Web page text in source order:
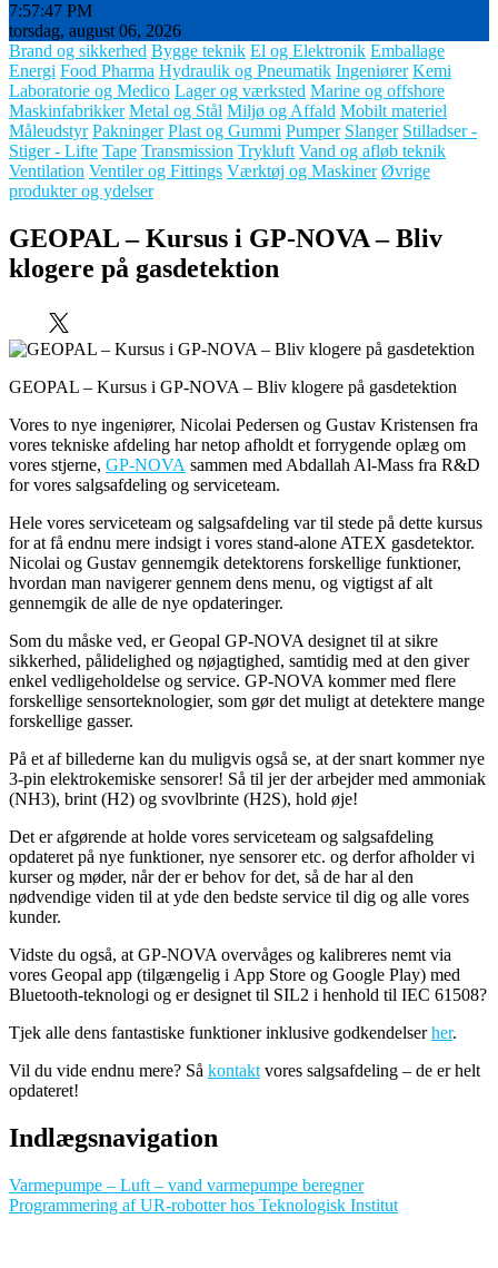
7:57:48 PM
torsdag, august 06, 2026
Brand og sikkerhed Bygge teknik El og Elektronik Emballage
Energi Food Pharma Hydraulik og Pneumatik Ingeniører Kemi
Laboratorie og Medico Lager og værksted Marine og offshore
Maskinfabrikker Metal og Stål Miljø og Affald Mobilt materiel
Måleudstyr Pakninger Plast og Gummi Pumper Slanger Stilladser -
Stiger - Lifte Tape Transmission Trykluft Vand og afløb teknik
Ventilation Ventiler og Fittings Værktøj og Maskiner Øvrige
produkter og ydelser
GEOPAL – Kursus i GP-NOVA – Bliv
klogere på gasdetektion
GEOPAL – Kursus i GP-NOVA – Bliv klogere på gasdetektion
Vores to nye ingeniører, Nicolai Pedersen og Gustav Kristensen fra
vores tekniske afdeling har netop afholdt et forrygende oplæg om
vores stjerne, GP-NOVA sammen med Abdallah Al-Mass fra R&D
for vores salgsafdeling og serviceteam.
Hele vores serviceteam og salgsafdeling var til stede på dette kursus
for at få endnu mere indsigt i vores stand-alone ATEX gasdetektor.
Nicolai og Gustav gennemgik detektorens forskellige funktioner,
hvordan man navigerer gennem dens menu, og vigtigst af alt
gennemgik de alle de nye opdateringer.
Som du måske ved, er Geopal GP-NOVA designet til at sikre
sikkerhed, pålidelighed og nøjagtighed, samtidig med at den giver
enkel vedligeholdelse og service. GP-NOVA kommer med flere
forskellige sensorteknologier, som gør det muligt at detektere mange
forskellige gasser.
På et af billederne kan du muligvis også se, at der snart kommer nye
3-pin elektrokemiske sensorer! Så til jer der arbejder med ammoniak
(NH3), brint (H2) og svovlbrinte (H2S), hold øje!
Det er afgørende at holde vores serviceteam og salgsafdeling
opdateret på nye funktioner, nye sensorer etc. og derfor afholder vi
kurser og møder, når der er behov for det, så de har al den
nødvendige viden til at yde den bedste service til dig og alle vores
kunder.
Vidste du også, at GP-NOVA overvåges og kalibreres nemt via
vores Geopal app (tilgængelig i App Store og Google Play) med
Bluetooth-teknologi og er designet til SIL2 i henhold til IEC 61508?
Tjek alle dens fantastiske funktioner inklusive godkendelserher.
Vil du vide endnu mere? Så kontakt vores salgsafdeling – de er helt
opdateret!
Indlægsnavigation
Varmepumpe – Luft – vand varmepumpe beregner
Programmering af UR-robotter hos Teknologisk Institut